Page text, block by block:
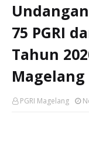
75 PGRI
Tahun
Magelang
PGRI Magelang